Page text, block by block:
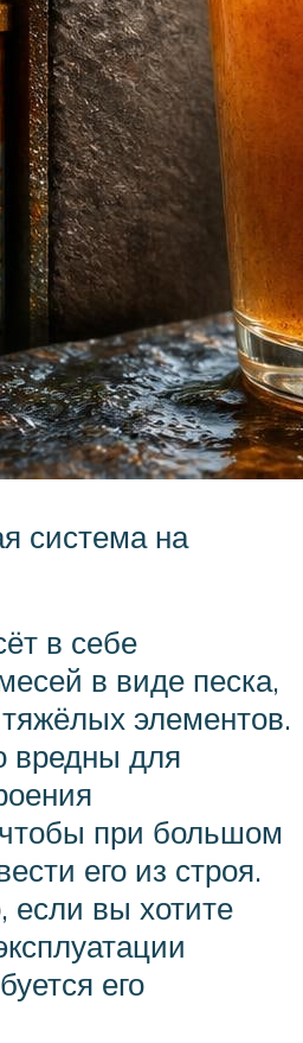
система на
в себе
в виде песка,
элементов.
вредны для
при большом
его из строя.
если вы хотите
его